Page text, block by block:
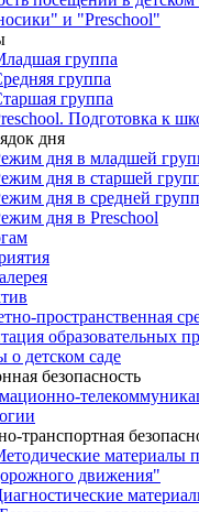
и "Preschool"
группа
группа
группа
Подготовка к
дня
дня в младшей
дня в старшей
дня в средней
дня в Preschool
пространственная
образовательных
о детском саде
безопасность
транспортная
материалы
движения"